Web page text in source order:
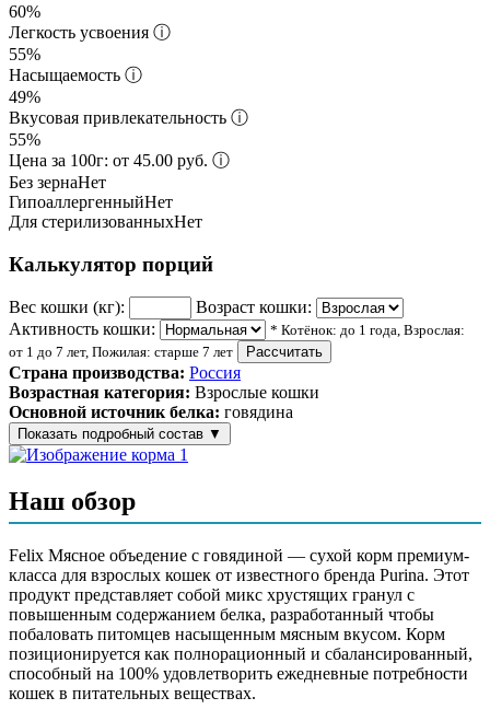
60%
Легкость усвоения ⓘ
55%
Насыщаемость ⓘ
49%
Вкусовая привлекательность ⓘ
55%
Цена за 100г: от 45.00 руб. ⓘ
Без зернаНет
ГипоаллергенныйНет
Для стерилизованныхНет
Калькулятор порций
Вес кошки (кг):
Возраст кошки:
Активность кошки:
* Котёнок: до 1 года, Взрослая:
от 1 до 7 лет, Пожилая: старше 7 лет
Рассчитать
Страна производства: Россия
Возрастная категория: Взрослые кошки
Основной источник белка: говядина
Показать подробный состав ▼
Злаки, мясо и мясные ингредиенты (включая говядину),
переработки растительного сырья, дрожжи, консерванты,
минеральные вещества, аминокислоты, красители, витамины,
антиоксиданты
Аналитический состав
Белок 35.0%, жир 12.5%, зола 7.0%, клетчатка 2.5%, таурин
0.1%, незаменимые жирные кислоты 2.0%
Наш обзор
Felix Мясное объедение с говядиной — сухой корм премиум-
класса для взрослых кошек от известного бренда Purina. Этот
продукт представляет собой микс хрустящих гранул с
повышенным содержанием белка, разработанный чтобы
побаловать питомцев насыщенным мясным вкусом. Корм
позиционируется как полнорационный и сбалансированный,
способный на 100% удовлетворить ежедневные потребности
кошек в питательных веществах.